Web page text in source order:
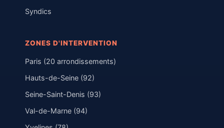
Syndics
ZONES D'INTERVENTION
Paris (20 arrondissements)
Hauts-de-Seine (92)
Seine-Saint-Denis (93)
Val-de-Marne (94)